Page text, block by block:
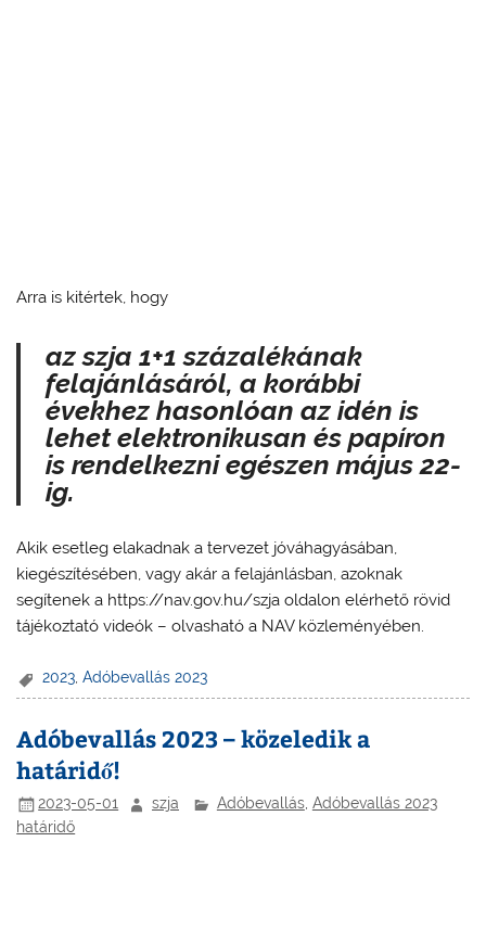
Arra is kitértek, hogy
az szja 1+1 százalékának
felajánlásáról, a korábbi
évekhez hasonlóan az idén is
lehet elektronikusan és papíron
is rendelkezni egészen május 22-
ig.
Akik esetleg elakadnak a tervezet jóváhagyásában,
kiegészítésében, vagy akár a felajánlásban, azoknak
segítenek a https://nav.gov.hu/szja oldalon elérhető rövid
tájékoztató videók – olvasható a NAV közleményében.
2023 ,Adóbevallás 2023
Adóbevallás 2023 – közeledik a
határidő!
2023-05-01 szja Adóbevallás, Adóbevallás 2023
határidő